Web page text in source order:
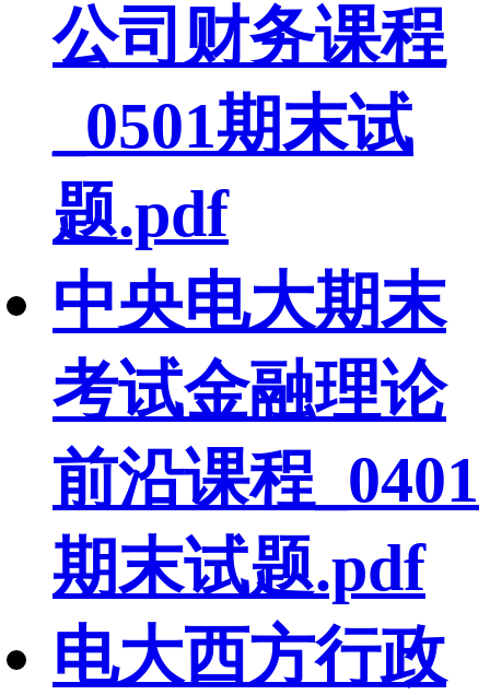
公司财务课程
_0501期末试
题.pdf
中央电大期末
考试金融理论
前沿课程_0401
期末试题.pdf
电大西方行政